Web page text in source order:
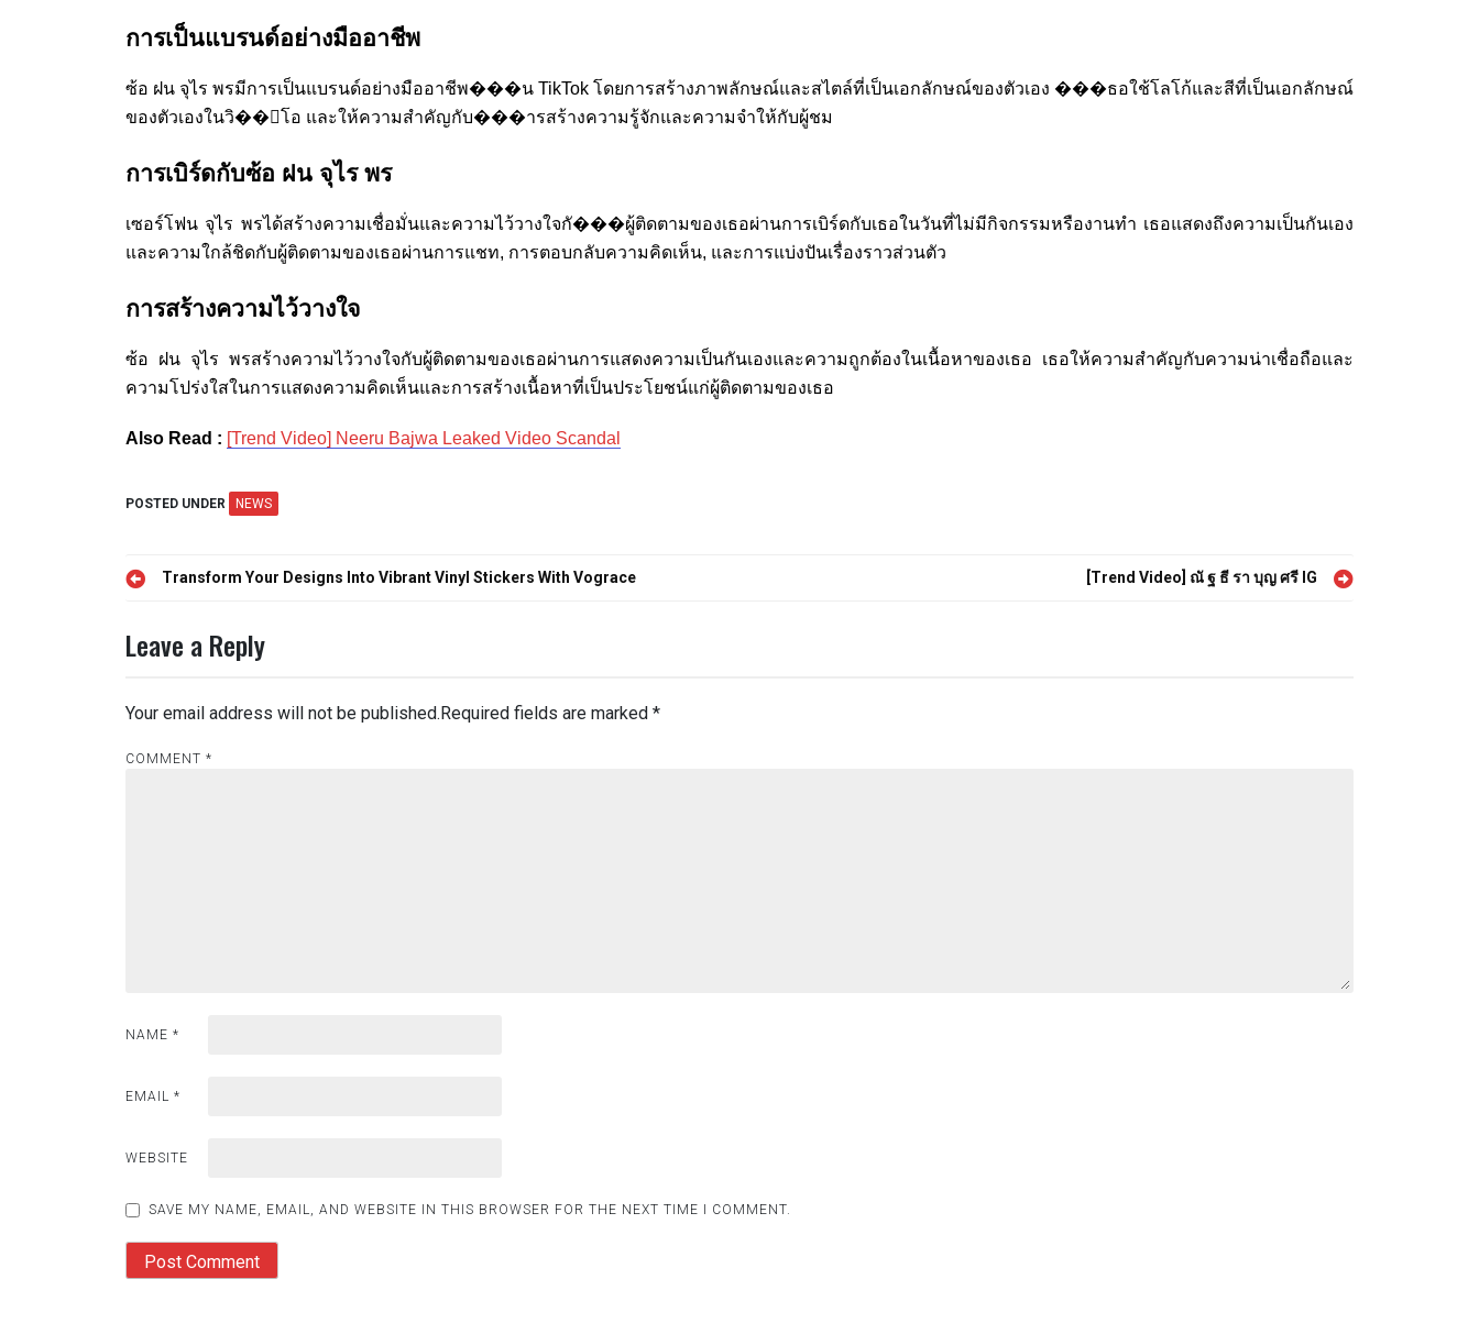
การเป็นแบรนด์อย่างมืออาชีพ
ซ้อ ฝน จุไร พรมีการเป็นแบรนด์อย่างมืออาชีพ���น TikTok โดยการสร้างภาพลักษณ์และสไตล์ที่เป็นเอกลักษณ์ของตัวเอง ���ธอใช้โลโก้และสีที่เป็นเอกลักษณ์
ของตัวเองในวิ��ีโอ และให้ความสำคัญกับ���ารสร้างความรู้จักและความจำให้กับผู้ชม
การเบิร์ดกับซ้อ ฝน จุไร พร
เซอร์โฟน จุไร พรได้สร้างความเชื่อมั่นและความไว้วางใจกั���ผู้ติดตามของเธอผ่านการเบิร์ดกับเธอในวันที่ไม่มีกิจกรรมหรืองานทำ เธอแสดงถึงความเป็นกันเอง
และความใกล้ชิดกับผู้ติดตามของเธอผ่านการแชท, การตอบกลับความคิดเห็น, และการแบ่งปันเรื่องราวส่วนตัว
การสร้างความไว้วางใจ
ซ้อ ฝน จุไร พรสร้างความไว้วางใจกับผู้ติดตามของเธอผ่านการแสดงความเป็นกันเองและความถูกต้องในเนื้อหาของเธอ เธอให้ความสำคัญกับความน่าเชื่อถือและ
ความโปร่งใสในการแสดงความคิดเห็นและการสร้างเนื้อหาที่เป็นประโยชน์แก่ผู้ติดตามของเธอ
Also Read : [Trend Video] Neeru Bajwa Leaked Video Scandal
POSTED UNDER NEWS
PostTransform Your Designs Into Vibrant Vinyl Stickers With Vograce [Trend Video] ณั ฐ ธี รา บุญ ศรี IG
Leave a Reply
Your email address will not be published.Required fields are marked *
COMMENT *
NAME *
EMAIL *
WEBSITE
SAVE MY NAME, EMAIL, AND WEBSITE IN THIS BROWSER FOR THE NEXT TIME I COMMENT.